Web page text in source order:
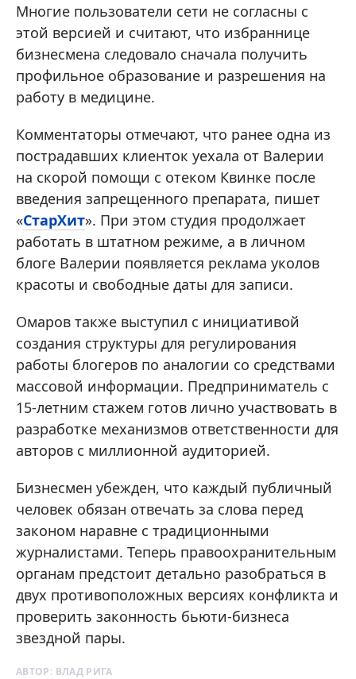
Многие пользователи сети не согласны с
этой версией и считают, что избраннице
бизнесмена следовало сначала получить
профильное образование и разрешения на
работу в медицине.
Комментаторы отмечают, что ранее одна из
пострадавших клиенток уехала от Валерии
на скорой помощи с отеком Квинке после
введения запрещенного препарата, пишет
«СтарХит». При этом студия продолжает
работать в штатном режиме, а в личном
блоге Валерии появляется реклама уколов
красоты и свободные даты для записи.
Омаров также выступил с инициативой
создания структуры для регулирования
работы блогеров по аналогии со средствами
массовой информации. Предприниматель с
15-летним стажем готов лично участвовать в
разработке механизмов ответственности для
авторов с миллионной аудиторией.
Бизнесмен убежден, что каждый публичный
человек обязан отвечать за слова перед
законом наравне с традиционными
журналистами. Теперь правоохранительным
органам предстоит детально разобраться в
двух противоположных версиях конфликта и
проверить законность бьюти-бизнеса
звездной пары.
АВТОР: ВЛАД РИГА